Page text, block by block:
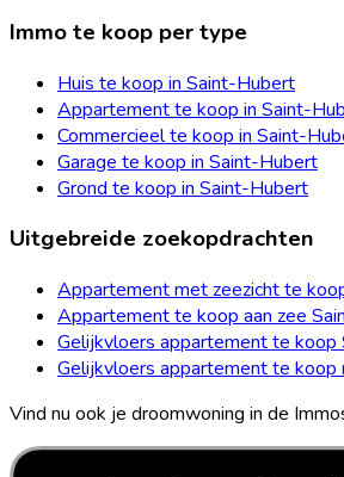
Immo te koop per type
Huis te koop in Saint-Hubert
Appartement te koop in Saint-
Commercieel te koop in Saint-
Garage te koop in Saint-Hubert
Grond te koop in Saint-Hubert
Uitgebreide zoekopdrachten
Appartement met zeezicht te
Appartement te koop aan zee
Gelijkvloers appartement te
Gelijkvloers appartement te
Vind nu ook je droomwoning in de